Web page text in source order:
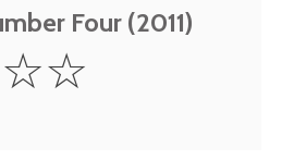
Four (2011)
☆☆